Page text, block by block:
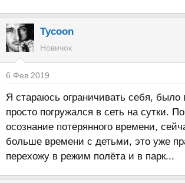
Tycoon
Новичок
6 Фев 2019
Я стараюсь ограничивать себя, было
просто погружался в сеть на сутки.
осознание потерянного времени,
больше времени с детьми, это уже
перехожу в режим полёта и в парк...